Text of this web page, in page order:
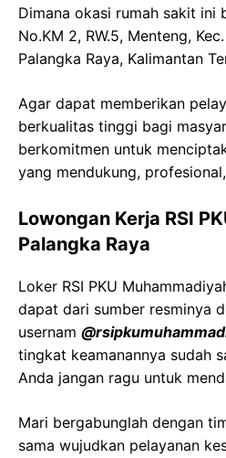
Dimana okasi rumah sakit ini
No.KM 2, RW.5, Menteng,
Palangka Raya, Kalimantan
Agar dapat memberikan
berkualitas tinggi bagi
berkomitmen untuk
yang mendukung,
Lowongan Kerja RSI
Palangka Raya
Loker RSI PKU
dapat dari sumber resminya
usernam
tingkat keamanannya sudah
Anda jangan ragu untuk
Mari bergabunglah dengan
sama wujudkan pelayanan